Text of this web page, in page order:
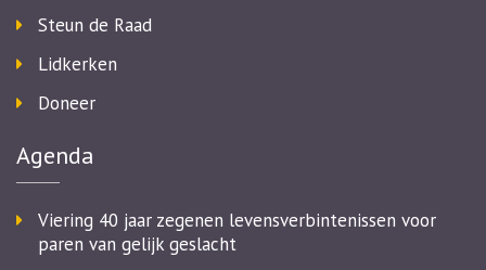
Steun de Raad
Lidkerken
Doneer
Agenda
Viering 40 jaar zegenen levensverbintenissen voor
paren van gelijk geslacht